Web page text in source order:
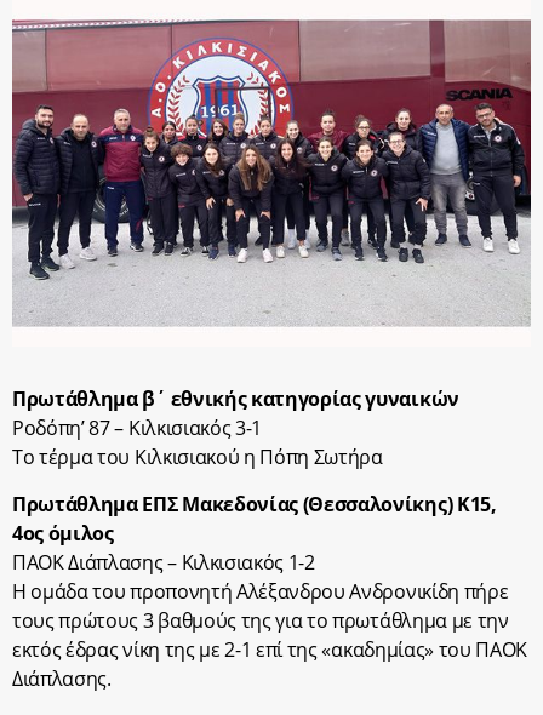
Πρωτάθλημα β΄ εθνικής κατηγορίας γυναικών
Ροδόπη’ 87 – Κιλκισιακός 3-1
Το τέρμα του Κιλκισιακού η Πόπη Σωτήρα
Πρωτάθλημα ΕΠΣ Μακεδονίας (Θεσσαλονίκης) Κ15,
4ος όμιλος
ΠΑΟΚ Διάπλασης – Κιλκισιακός 1-2
Η ομάδα του προπονητή Αλέξανδρου Ανδρονικίδη πήρε
τους πρώτους 3 βαθμούς της για το πρωτάθλημα με την
εκτός έδρας νίκη της με 2-1 επί της «ακαδημίας» του ΠΑΟΚ
Διάπλασης.